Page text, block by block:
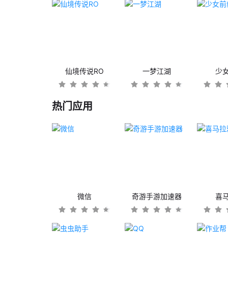
仙境传说RO 一梦江湖 少
热门应用
微信 奇游手游加速器 喜